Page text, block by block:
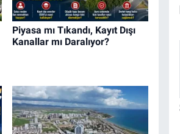
Piyasa mı Tıkandı, Kayıt Dışı
Kanallar mı Daralıyor?